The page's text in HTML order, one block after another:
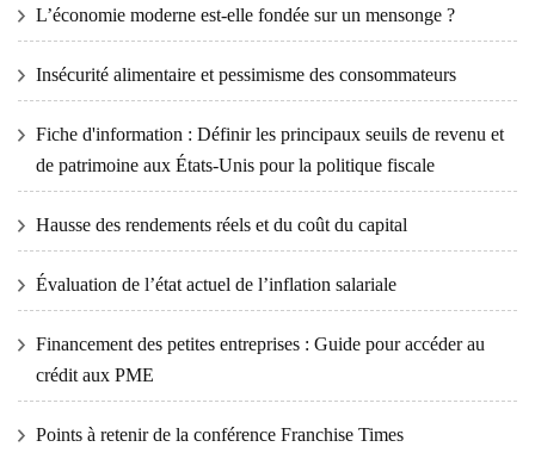
L’économie moderne est-elle fondée sur un mensonge ?
Insécurité alimentaire et pessimisme des consommateurs
Fiche d'information : Définir les principaux seuils de revenu et
de patrimoine aux États-Unis pour la politique fiscale
Hausse des rendements réels et du coût du capital
Évaluation de l’état actuel de l’inflation salariale
Financement des petites entreprises : Guide pour accéder au
crédit aux PME
Points à retenir de la conférence Franchise Times